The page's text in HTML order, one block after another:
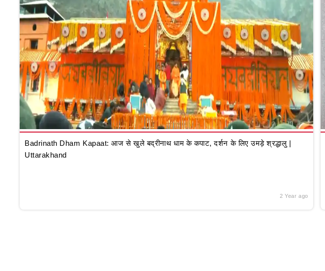
Badrinath Dham Kapaat: आज से खुले बद्रीनाथ धाम के कपाट, दर्शन के लिए उमड़े श्रद्धालु |
Uttarakhand
2 Year ago